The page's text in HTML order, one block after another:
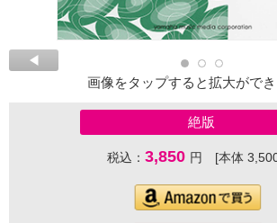
画像をタップすると拡大ができ
絶版
税込： 3,850 円 [本体